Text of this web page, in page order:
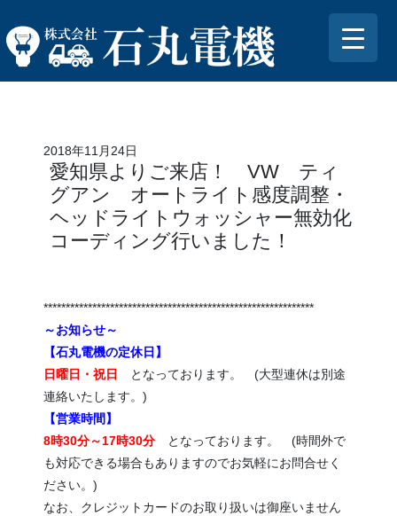
2018年11月24日
愛知県よりご来店！ VW ティ
グアン オートライト感度調整・
ヘッドライトウォッシャー無効化
コーディング行いました！
*************************************************************
～お知らせ～
【石丸電機の定休日】
日曜日・祝日
となっております。 (大型連休は別途
連絡いたします。)
【営業時間】
8時30分～17時30分 となっております。 (時間外で
も対応できる場合もありますのでお気軽にお問合せく
ださい。)
なお、クレジットカードのお取り扱いは御座いません